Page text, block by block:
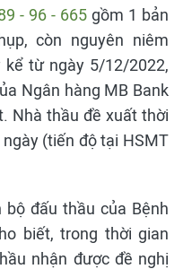
- 96 - 665 gồm 1 bản
còn nguyên niêm
kể từ ngày 5/12/2022,
Ngân hàng MB Bank
Nhà thầu đề xuất thời
(tiến độ tại HSMT
đấu thầu của Bệnh
biết, trong thời gian
nhận được đề nghị